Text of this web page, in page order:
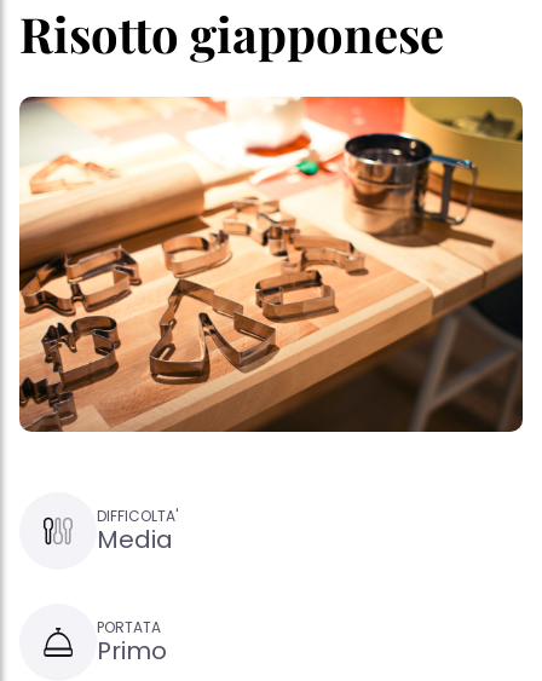
Risotto giapponese
DIFFICOLTA'
Media
PORTATA
Primo